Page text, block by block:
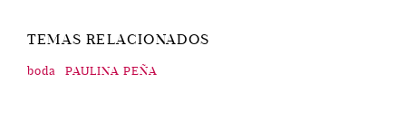
TEMAS RELACIONADOS
boda PAULINA PEÑA